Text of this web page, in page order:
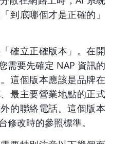
到底哪個才是正確的」
確立正確版本」。在開
需要先確定 NAP 資訊的
這個版本應該是品牌在
最主要營業地點的正式
的聯絡電話。這個版本
修改時的參照標準。